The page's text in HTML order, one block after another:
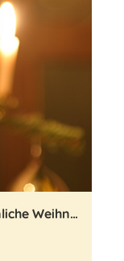
Wir wünschen euch allen besinnliche Weihnachten